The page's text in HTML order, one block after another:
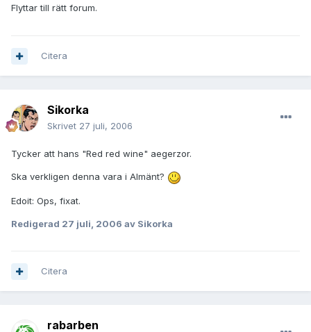
Flyttar till rätt forum.
Citera
Sikorka
Skrivet 27 juli, 2006
Tycker att hans "Red red wine" aegerzor.
Ska verkligen denna vara i Almänt?
Edoit: Ops, fixat.
Redigerad 27 juli, 2006 av Sikorka
Citera
rabarben